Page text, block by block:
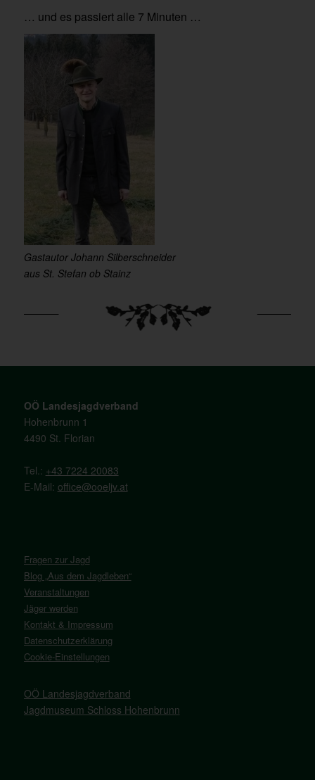
… und es passiert alle 7 Minuten …
Gastautor Johann Silberschneider
aus St. Stefan ob Stainz
OÖ Landesjagdverband
Hohenbrunn 1
4490 St. Florian
Tel.: +43 7224 20083
E-Mail: office@ooeljv.at
Fragen zur Jagd
Blog „Aus dem Jagdleben“
Veranstaltungen
Jäger werden
Kontakt & Impressum
Datenschutzerklärung
Cookie-Einstellungen
OÖ Landesjagdverband
Jagdmuseum Schloss Hohenbrunn